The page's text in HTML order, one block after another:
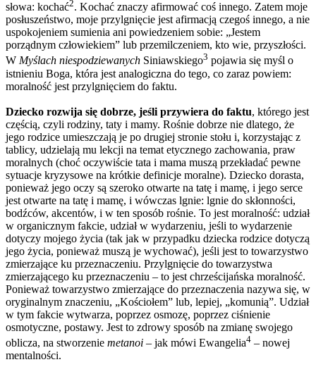
słowa: kochać2. Kochać znaczy afirmować coś innego. Zatem moje
posłuszeństwo, moje przylgnięcie jest afirmacją czegoś innego, a nie
uspokojeniem sumienia ani powiedzeniem sobie: „Jestem
porządnym człowiekiem” lub przemilczeniem, kto wie, przyszłości.
W Myślach niespodziewanych Siniawskiego3 pojawia się myśl o
istnieniu Boga, która jest analogiczna do tego, co zaraz powiem:
moralność jest przylgnięciem do faktu.
Dziecko rozwija się dobrze, jeśli przywiera do faktu, którego jest
częścią, czyli rodziny, taty i mamy. Rośnie dobrze nie dlatego, że
jego rodzice umieszczają je po drugiej stronie stołu i, korzystając z
tablicy, udzielają mu lekcji na temat etycznego zachowania, praw
moralnych (choć oczywiście tata i mama muszą przekładać pewne
sytuacje kryzysowe na krótkie definicje moralne). Dziecko dorasta,
ponieważ jego oczy są szeroko otwarte na tatę i mamę, i jego serce
jest otwarte na tatę i mamę, i wówczas lgnie: lgnie do skłonności,
bodźców, akcentów, i w ten sposób rośnie. To jest moralność: udział
w organicznym fakcie, udział w wydarzeniu, jeśli to wydarzenie
dotyczy mojego życia (tak jak w przypadku dziecka rodzice dotyczą
jego życia, ponieważ muszą je wychować), jeśli jest to towarzystwo
zmierzające ku przeznaczeniu. Przylgnięcie do towarzystwa
zmierzającego ku przeznaczeniu – to jest chrześcijańska moralność.
Ponieważ towarzystwo zmierzające do przeznaczenia nazywa się, w
oryginalnym znaczeniu, „Kościołem” lub, lepiej, „komunią”. Udział
w tym fakcie wytwarza, poprzez osmozę, poprzez ciśnienie
osmotyczne, postawy. Jest to zdrowy sposób na zmianę swojego
oblicza, na stworzenie metanoi – jak mówi Ewangelia4 – nowej
mentalności.